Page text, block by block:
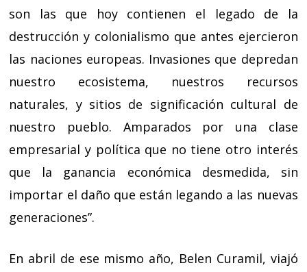
son las que hoy contienen el legado de la
destrucción y colonialismo que antes ejercieron
las naciones europeas. Invasiones que depredan
nuestro ecosistema, nuestros recursos
naturales, y sitios de significación cultural de
nuestro pueblo. Amparados por una clase
empresarial y política que no tiene otro interés
que la ganancia económica desmedida, sin
importar el daño que están legando a las nuevas
generaciones”.
En abril de ese mismo año, Belen Curamil, viajó